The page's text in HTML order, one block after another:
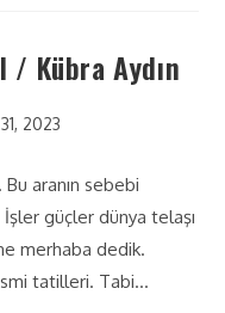
/ Kübra Aydın
2023
Bu aranın sebebi
güçler dünya telaşı
merhaba dedik.
tatilleri. Tabi…